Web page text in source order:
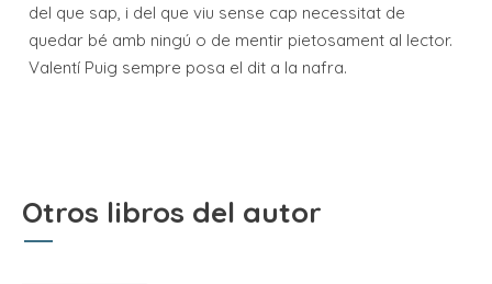
del que sap, i del que viu sense cap necessitat de
quedar bé amb ningú o de mentir pietosament al lector.
Valentí Puig sempre posa el dit a la nafra.
Otros libros del autor